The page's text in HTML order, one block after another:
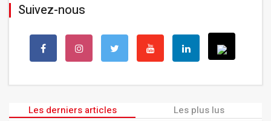
Suivez-nous
Les derniers articles Les plus lus